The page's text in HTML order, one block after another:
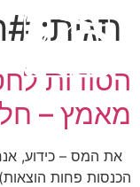
תגית:
הסודות
מאמץ – חלק
את המס – כידוע,
הכנסות פחות